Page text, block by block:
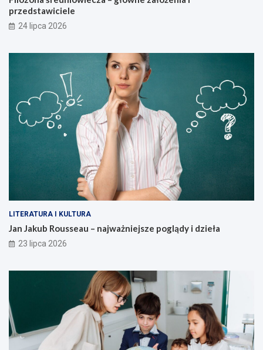
przedstawiciele
24 lipca 2026
LITERATURA I KULTURA
Jan Jakub Rousseau – najważniejsze poglądy i dzieła
23 lipca 2026